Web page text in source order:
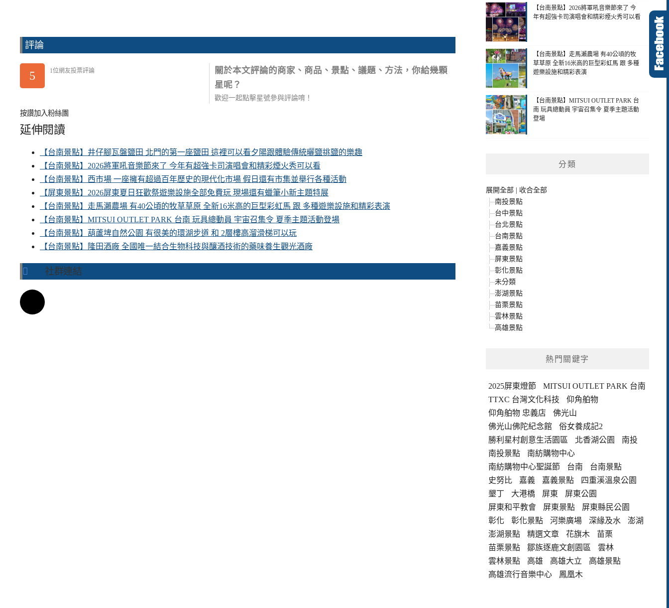
評論
5 1位網友投票評論
關於本文評論的商家、商品、景點、議題、方法，你給幾顆
星呢？
歡迎一起點擊星號參與評論唷！
按讚加入粉絲團
延伸閱讀
【台南景點】井仔腳瓦盤鹽田 北門的第一座鹽田 這裡可以看夕陽跟體驗傳統曬鹽挑鹽的樂趣
【台南景點】2026將軍吼音樂節來了 今年有超強卡司演唱會和精彩煙火秀可以看
【台南景點】西市場 一座擁有超過百年歷史的現代化市場 假日還有市集並舉行各種活動
【屏東景點】2026屏東夏日狂歡祭遊樂設施全部免費玩 現場還有蠟筆小新主題特展
【台南景點】走馬瀨農場 有40公頃的牧草草原 全新16米高的巨型彩虹馬 跟 多種遊樂設施和精彩表演
【台南景點】MITSUI OUTLET PARK 台南 玩具總動員 宇宙召集令 夏季主題活動登場
【台南景點】葫蘆埤自然公園 有很美的環湖步道 和 2層樓高溜滑梯可以玩
【台南景點】隆田酒廠 全國唯一結合生物科技與釀酒技術的藥味養生觀光酒廠
社群連結
【台南景點】2026將軍吼音樂節來了 今
年有超強卡司演唱會和精彩煙火秀可以看
【台南景點】走馬瀨農場 有40公頃的牧
草草原 全新16米高的巨型彩虹馬 跟 多種
遊樂設施和精彩表演
【台南景點】MITSUI OUTLET PARK 台
南 玩具總動員 宇宙召集令 夏季主題活動
登場
分類
展開全部
收合全部
南投景點
台中景點
台北景點
台南景點
嘉義景點
屏東景點
彰化景點
未分類
澎湖景點
苗栗景點
雲林景點
高雄景點
熱門關鍵字
2025屏東燈節
MITSUI OUTLET PARK 台南
TTXC 台灣文化科技
仰角舶物
仰角舶物 忠義店
佛光山
佛光山佛陀紀念館
俗女養成記2
勝利星村創意生活園區
北香湖公園
南投
南投景點
南紡購物中心
南紡購物中心聖誕節
台南
台南景點
史努比
嘉義 嘉義景點
四重溪溫泉公園
墾丁
大港橋 屏東
屏東公園
屏東和平教會
屏東景點
屏東縣民公園
彰化
彰化景點 河樂廣場 深緣及水
澎湖
澎湖景點
精選文章 花旗木
苗栗
苗栗景點
鄒族逐鹿文創園區
雲林
雲林景點
高雄 高雄大立
高雄景點
高雄流行音樂中心
鳳凰木